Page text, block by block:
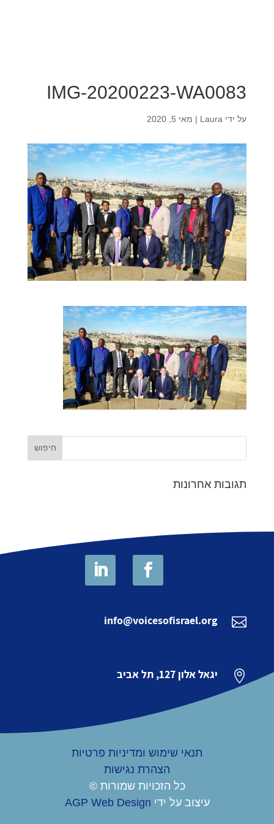
IMG-20200223-WA0083
על ידי Laura
| מאי 5, 2020
תגובות אחרונות

info@voicesofisrael.org
 יגאל אלון 127, תל אביב
תנאי שימוש ומדיניות פרטיות
הצהרת נגישות
כל הזכויות שמורות ©
עיצוב על ידי AGP Web Design